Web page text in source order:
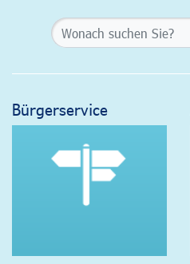
Bürgerservice